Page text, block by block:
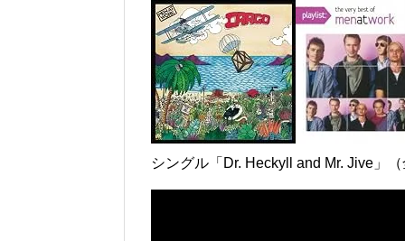
シングル「Dr. Heckyll and Mr. Jive」